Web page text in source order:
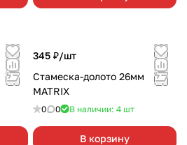
345 ₽/шт
Стамеска-долото 26мм
MATRIX
0 0 В наличии: 4 шт
В корзину